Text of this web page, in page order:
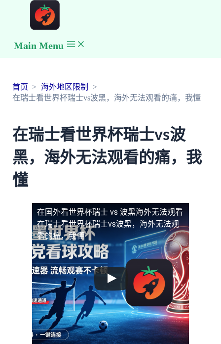
Main Menu
首页
海外地区限制
在瑞士看世界杯瑞士vs波黑，海外无法观看的痛，我懂
在瑞士看世界杯瑞士vs波
黑，海外无法观看的痛，我
懂
在国外看世界杯瑞士 vs 波黑海外无法观看
在瑞士看世界杯瑞士vs波黑，海外无法观
看的痛，我懂